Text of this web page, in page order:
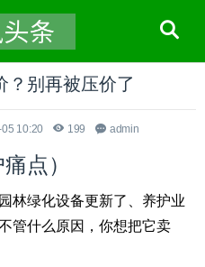
？别再被压价了
10:20 199 admin
点）
林绿化设备更新了、养护业
管什么原因，你想把它卖